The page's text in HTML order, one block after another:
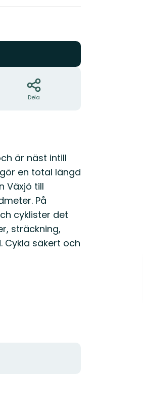
Dela
är näst intill
en total längd
Växjö till
På
cyklister det
sträckning,
Cykla säkert och